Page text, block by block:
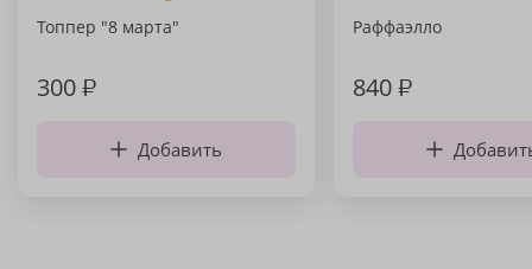
Топпер "8 марта"
300₽
Добавить
Раффаэлло
840₽